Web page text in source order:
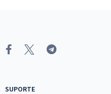
R$39,99
SUPORTE